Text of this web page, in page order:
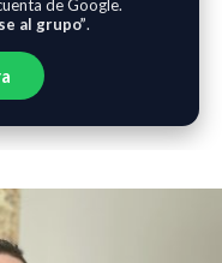
de Google.
al grupo”.